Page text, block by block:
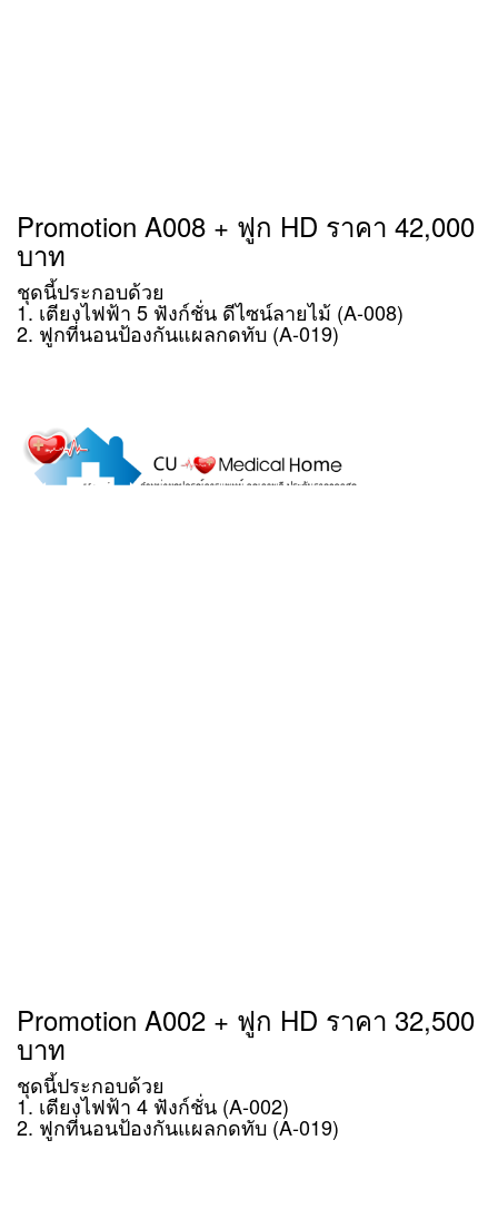
Promotion A008 + ฟูก HD ราคา 42,000
บาท
ชุดนี้ประกอบด้วย
1. เตียงไฟฟ้า 5 ฟังก์ชั่น ดีไซน์ลายไม้ (A-008)
2. ฟูกที่นอนป้องกันแผลกดทับ (A-019)
Promotion A002 + ฟูก HD ราคา 32,500
บาท
ชุดนี้ประกอบด้วย
1. เตียงไฟฟ้า 4 ฟังก์ชั่น (A-002)
2. ฟูกที่นอนป้องกันแผลกดทับ (A-019)